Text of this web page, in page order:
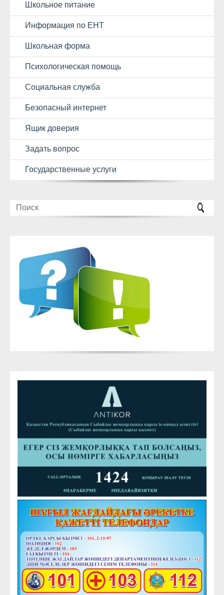
Школьное питание
Информация по ЕНТ
Школьная форма
Психологическая помощь
Социальная служба
Безопасный интернет
Ящик доверия
Задать вопрос
Государственные услуги